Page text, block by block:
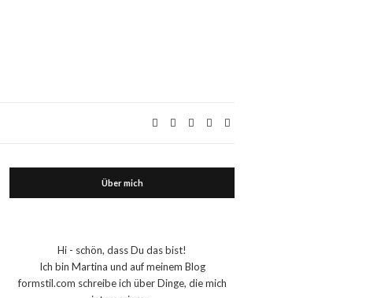
Über mich
Hi - schön, dass Du das bist!
Ich bin Martina und auf meinem Blog
formstil.com schreibe ich über Dinge, die mich